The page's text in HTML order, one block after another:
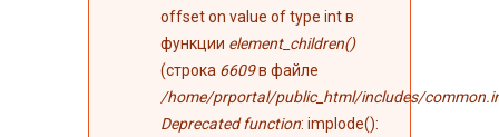
offset on value of type int в
функции element_children()
(строка 6609в файле
/home/prportal/public_html/includes/
Deprecated function: implode():